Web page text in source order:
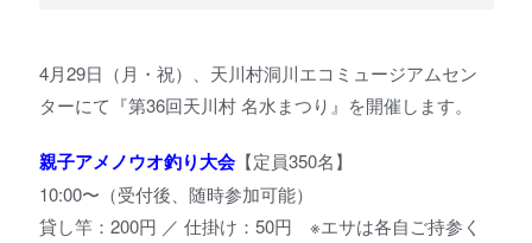
4月29日（月・祝）、天川村洞川エコミュージアムセン
ターにて『第36回天川村 名水まつり』を開催します。
親子アメノウオ釣り大会【定員350名】
10:00〜（受付後、随時参加可能）
貸し竿：200円 ／ 仕掛け：50円 ※エサは各自ご持参く